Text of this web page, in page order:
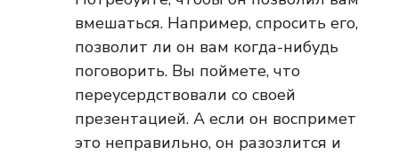
вмешаться. Например, спросить его,
позволит ли он вам когда-нибудь
поговорить. Вы поймете, что
переусердствовали со своей
презентацией. А если он воспримет
это неправильно, он разозлится и